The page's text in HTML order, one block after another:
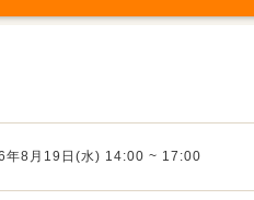
年8月19日(水) 14:00 ~ 17:00